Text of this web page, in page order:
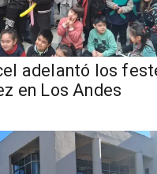
adelantó los
en Los Andes